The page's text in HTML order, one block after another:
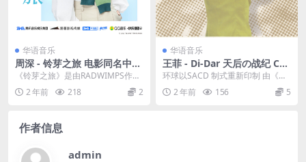
华语音乐
周深 - 铃芽之旅 电影同名中文
主题曲 2023 [24b/48kHz] [H
i-Res Flac 46.9MB]
《铃芽之旅》是由RADWIMPS作
曲，白夜、午上、袁天野中文填
词，周深演唱的一首...
2 年前 218 2
华语音乐
王菲 - Di-Dar 天后の战纪 Coll
ection Box 2 2020 [SACD IS
O 1.72GB]
环球以SACD 制式重新印制 由《天
空》至《敷衍》及特别选辑的《Mo
re Fay...
2 年前 156 5
作者信息
admin